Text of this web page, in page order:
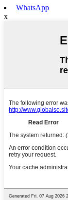
WhatsApp
x